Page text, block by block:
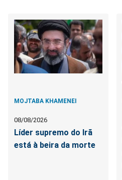
MOJTABA KHAMENEI
08/08/2026
Líder supremo do Irã
está à beira da morte